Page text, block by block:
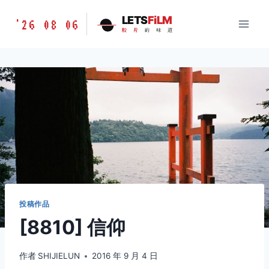
胶
味
道
LETSFILM
'26 08 06 LETSFiLM
胶 片 的 味 道
投稿作品
[8810] 信仰
作者 SHIJIELUN 2016 年 9 月 4 日